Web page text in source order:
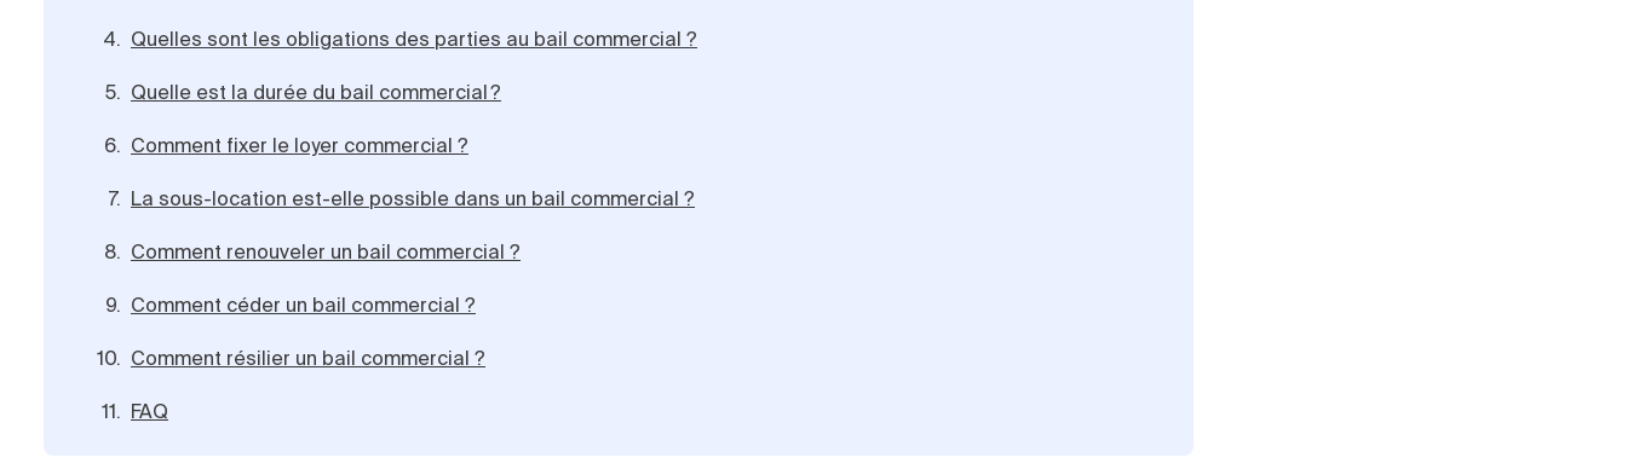
Quelles sont les obligations des parties au bail commercial ?
Quelle est la durée du bail commercial ?
Comment fixer le loyer commercial ?
La sous-location est-elle possible dans un bail commercial ?
Comment renouveler un bail commercial ?
Comment céder un bail commercial ?
Comment résilier un bail commercial ?
FAQ